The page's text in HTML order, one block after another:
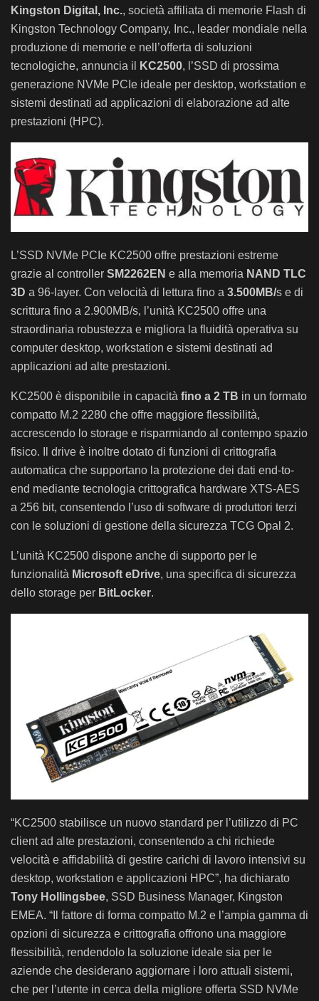
Kingston Digital, Inc., società affiliata di memorie Flash di
Kingston Technology Company, Inc., leader mondiale nella
produzione di memorie e nell’offerta di soluzioni
tecnologiche, annuncia il
KC2500, l’SSD di prossima
generazione NVMe PCIe ideale per desktop, workstation e
sistemi destinati ad applicazioni di elaborazione ad alte
prestazioni (HPC).
L’SSD NVMe PCIe KC2500 offre prestazioni estreme
grazie al controller SM2262EN e alla memoria NAND TLC
3D a 96-layer. Con velocità di lettura fino a 3.500MB/s e di
scrittura fino a 2.900MB/s, l’unità KC2500 offre una
straordinaria robustezza e migliora la fluidità operativa su
computer desktop, workstation e sistemi destinati ad
applicazioni ad alte prestazioni.
KC2500 è disponibile in capacità fino a 2 TB in un formato
compatto M.2 2280 che offre maggiore flessibilità,
accrescendo lo storage e risparmiando al contempo spazio
fisico. Il drive è inoltre dotato di funzioni di crittografia
automatica che supportano la protezione dei dati end-to-
end mediante tecnologia crittografica hardware XTS-AES
a 256 bit, consentendo l’uso di software di produttori terzi
con le soluzioni di gestione della sicurezza TCG Opal 2.
L’unità KC2500 dispone anche di supporto per le
funzionalità Microsoft eDrive, una specifica di sicurezza
dello storage per BitLocker.
“KC2500 stabilisce un nuovo standard per l’utilizzo di PC
client ad alte prestazioni, consentendo a chi richiede
velocità e affidabilità di gestire carichi di lavoro intensivi su
desktop, workstation e applicazioni HPC”, ha dichiarato
Tony Hollingsbee, SSD Business Manager, Kingston
EMEA. “Il fattore di forma compatto M.2 e l’ampia gamma di
opzioni di sicurezza e crittografia offrono una maggiore
flessibilità, rendendolo la soluzione ideale sia per le
aziende che desiderano aggiornare i loro attuali sistemi,
che per l’utente in cerca della migliore offerta SSD NVMe